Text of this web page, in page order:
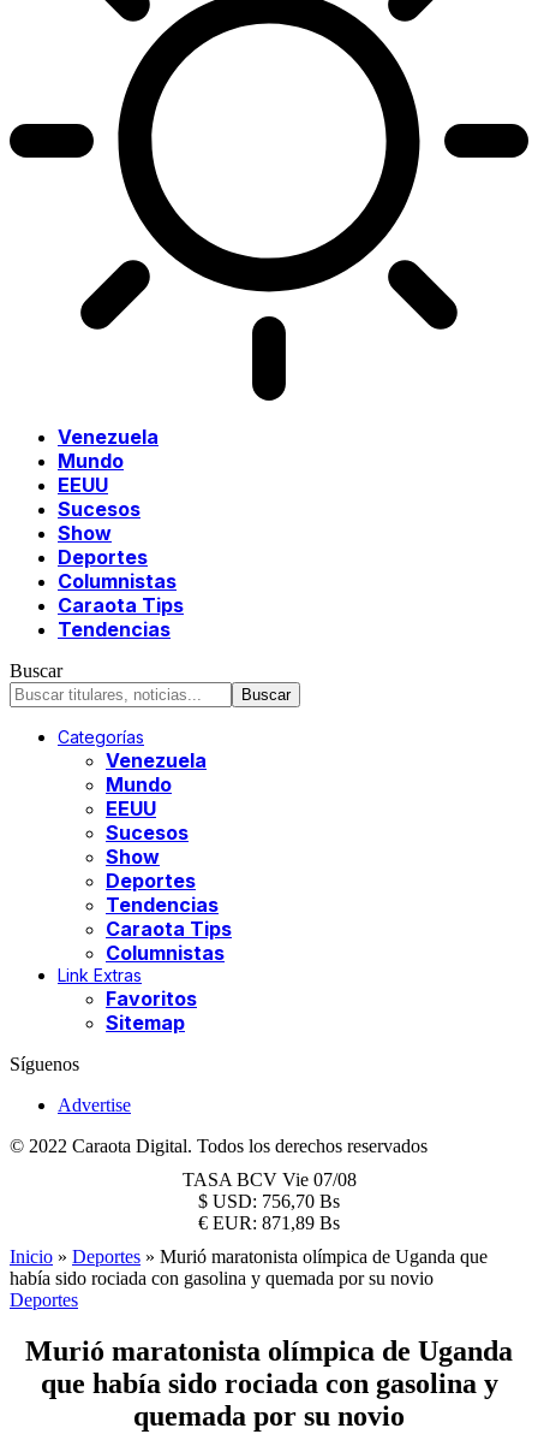
Venezuela
Mundo
EEUU
Sucesos
Show
Deportes
Columnistas
Caraota Tips
Tendencias
Buscar
Categorías
Venezuela
Mundo
EEUU
Sucesos
Show
Deportes
Tendencias
Caraota Tips
Columnistas
Link Extras
Favoritos
Sitemap
Síguenos
Advertise
© 2022 Caraota Digital. Todos los derechos reservados
TASA BCV Vie 07/08
$ USD: 756,70 Bs
€ EUR: 871,89 Bs
Inicio » Deportes » Murió maratonista olímpica de Uganda que
había sido rociada con gasolina y quemada por su novio
Deportes
Murió maratonista olímpica de Uganda
que había sido rociada con gasolina y
quemada por su novio